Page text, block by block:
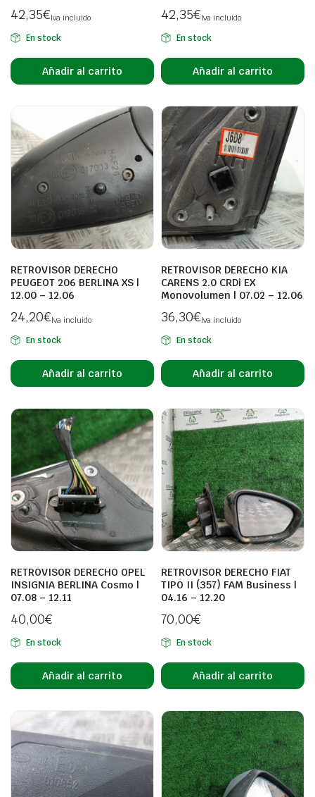
42,35€Iva incluido
En stock
Añadir al carrito
42,35€Iva incluido
En stock
Añadir al carrito
RETROVISOR DERECHO
PEUGEOT 206 BERLINA XS |
12.00 – 12.06
24,20€Iva incluido
En stock
Añadir al carrito
RETROVISOR DERECHO KIA
CARENS 2.0 CRDi EX
Monovolumen | 07.02 – 12.06
36,30€Iva incluido
En stock
Añadir al carrito
RETROVISOR DERECHO OPEL
INSIGNIA BERLINA Cosmo |
07.08 – 12.11
40,00€
En stock
Añadir al carrito
RETROVISOR DERECHO FIAT
TIPO II (357) FAM Business |
04.16 – 12.20
70,00€
En stock
Añadir al carrito